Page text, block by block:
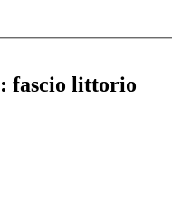
fascio littorio